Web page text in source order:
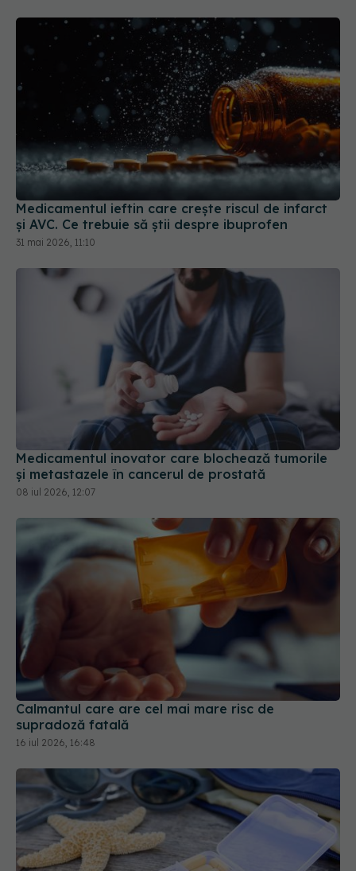
Medicamentul ieftin care crește riscul de infarct
și AVC. Ce trebuie să știi despre ibuprofen
31 mai 2026, 11:10
Medicamentul inovator care blochează tumorile
și metastazele în cancerul de prostată
08 iul 2026, 12:07
Calmantul care are cel mai mare risc de
supradoză fatală
16 iul 2026, 16:48